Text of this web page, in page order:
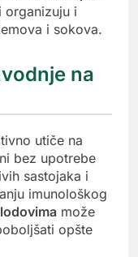
organizuju i
i sokova.
na
utiče na
bez upotrebe
sastojaka i
imunološkog
može
opšte